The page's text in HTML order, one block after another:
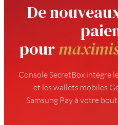
De
pour
Console SecretBox intègre
et les wallets mobiles
Samsung Pay à votre